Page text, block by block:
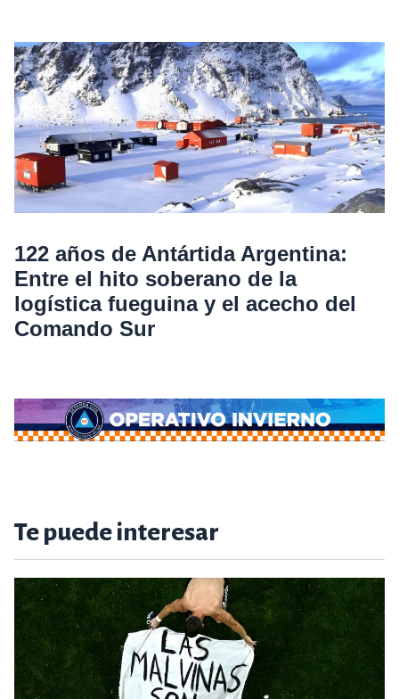
122 años de Antártida Argentina:
Entre el hito soberano de la
logística fueguina y el acecho del
Comando Sur
Te puede interesar